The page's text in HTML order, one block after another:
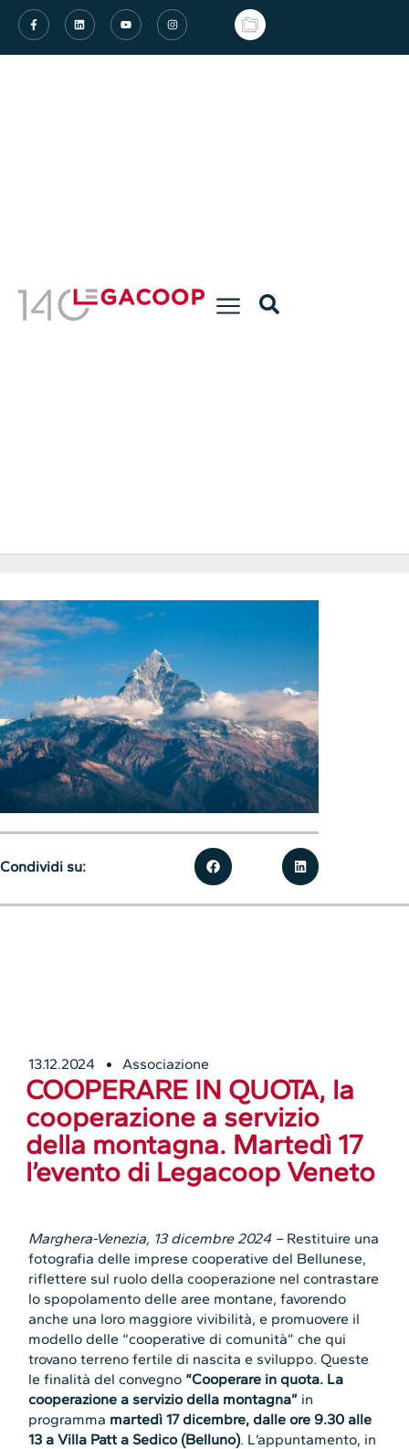
13.12.2024 Associazione
COOPERARE IN QUOTA, la
cooperazione a servizio
della montagna. Martedì 17
l’evento di Legacoop Veneto
Marghera-Venezia, 13 dicembre 2024 – Restituire una
fotografia delle imprese cooperative del Bellunese,
riflettere sul ruolo della cooperazione nel contrastare
lo spopolamento delle aree montane, favorendo
anche una loro maggiore vivibilità, e promuovere il
modello delle “cooperative di comunità” che qui
trovano terreno fertile di nascita e sviluppo. Queste
le finalità del convegno “Cooperare in quota. La
cooperazione a servizio della montagna” in
programma martedì 17 dicembre, dalle ore 9.30 alle
13 a Villa Patt a Sedico (Belluno). L’appuntamento, in
Condividi su: